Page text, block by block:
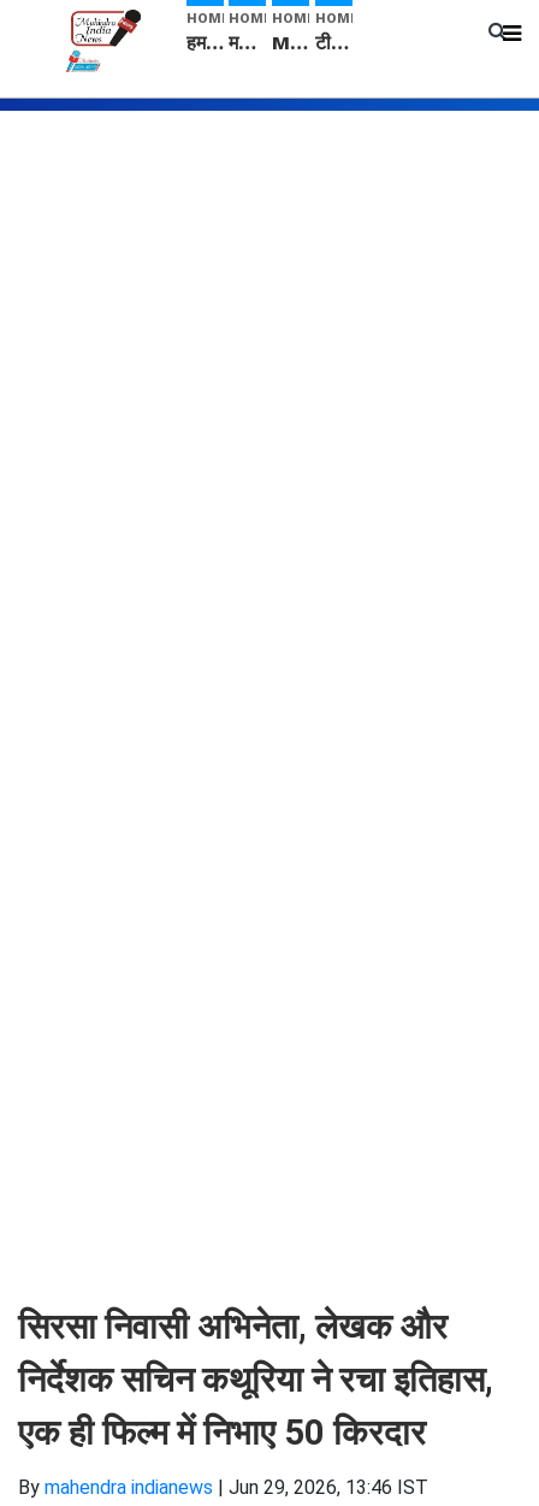
HOME
हम सनातनी..." सांसद kangana Ranaut से क्या बोली लड़की? Viral Jantar-Mantar | CJP protest
HOME
मनीषा हत्याकांड: हत्या, आत्महत्या या कोई बड़ा राज? | Full Story | Josh Haryana
HOME
Mangalsutra: हिंदू धर्म में शादी के बाद मंगलसूत्र क्यों पहनती है महिलाएं, किसने शुरु की ये परंपरा
HOME
टीम बीकेई ने एग्रीकल्चर ग्रेड की यूरिया खाद गट्टों में बदलकर टेक्निकल ग्रेड में बेचने वालों पर करवाई कार्रवाई: लखविंदर सिंह औलख
सिरसा निवासी अभिनेता, लेखक और
निर्देशक सचिन कथूरिया ने रचा इतिहास,
एक ही फिल्म में निभाए 50 किरदार
By mahendra indianews | Jun 29, 2026, 13:46 IST